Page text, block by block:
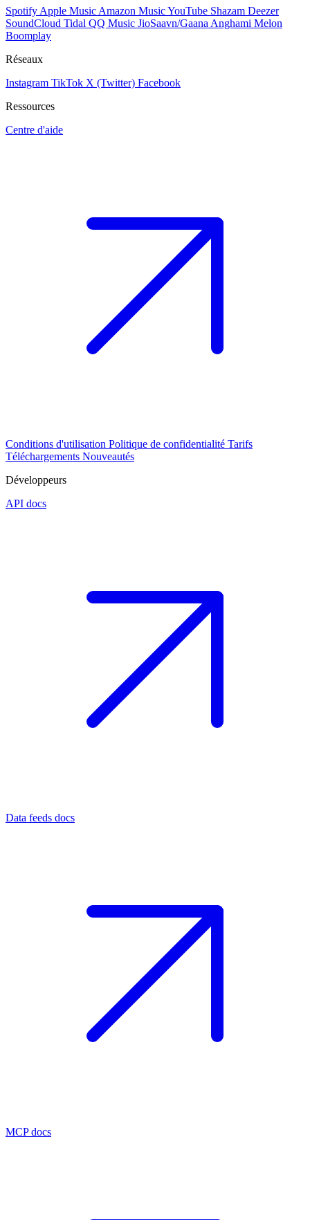
Spotify Apple Music Amazon MusicYouTube Shazam Deezer
SoundCloud Tidal QQ Music JioSaavn/Gaana Anghami Melon
Boomplay
Réseaux
Instagram TikTok X (Twitter) Facebook
Ressources
Centre d'aide
Conditions d'utilisation Politique de confidentialité Tarifs
Téléchargements Nouveautés
Développeurs
API docs
Data feeds docs
MCP docs